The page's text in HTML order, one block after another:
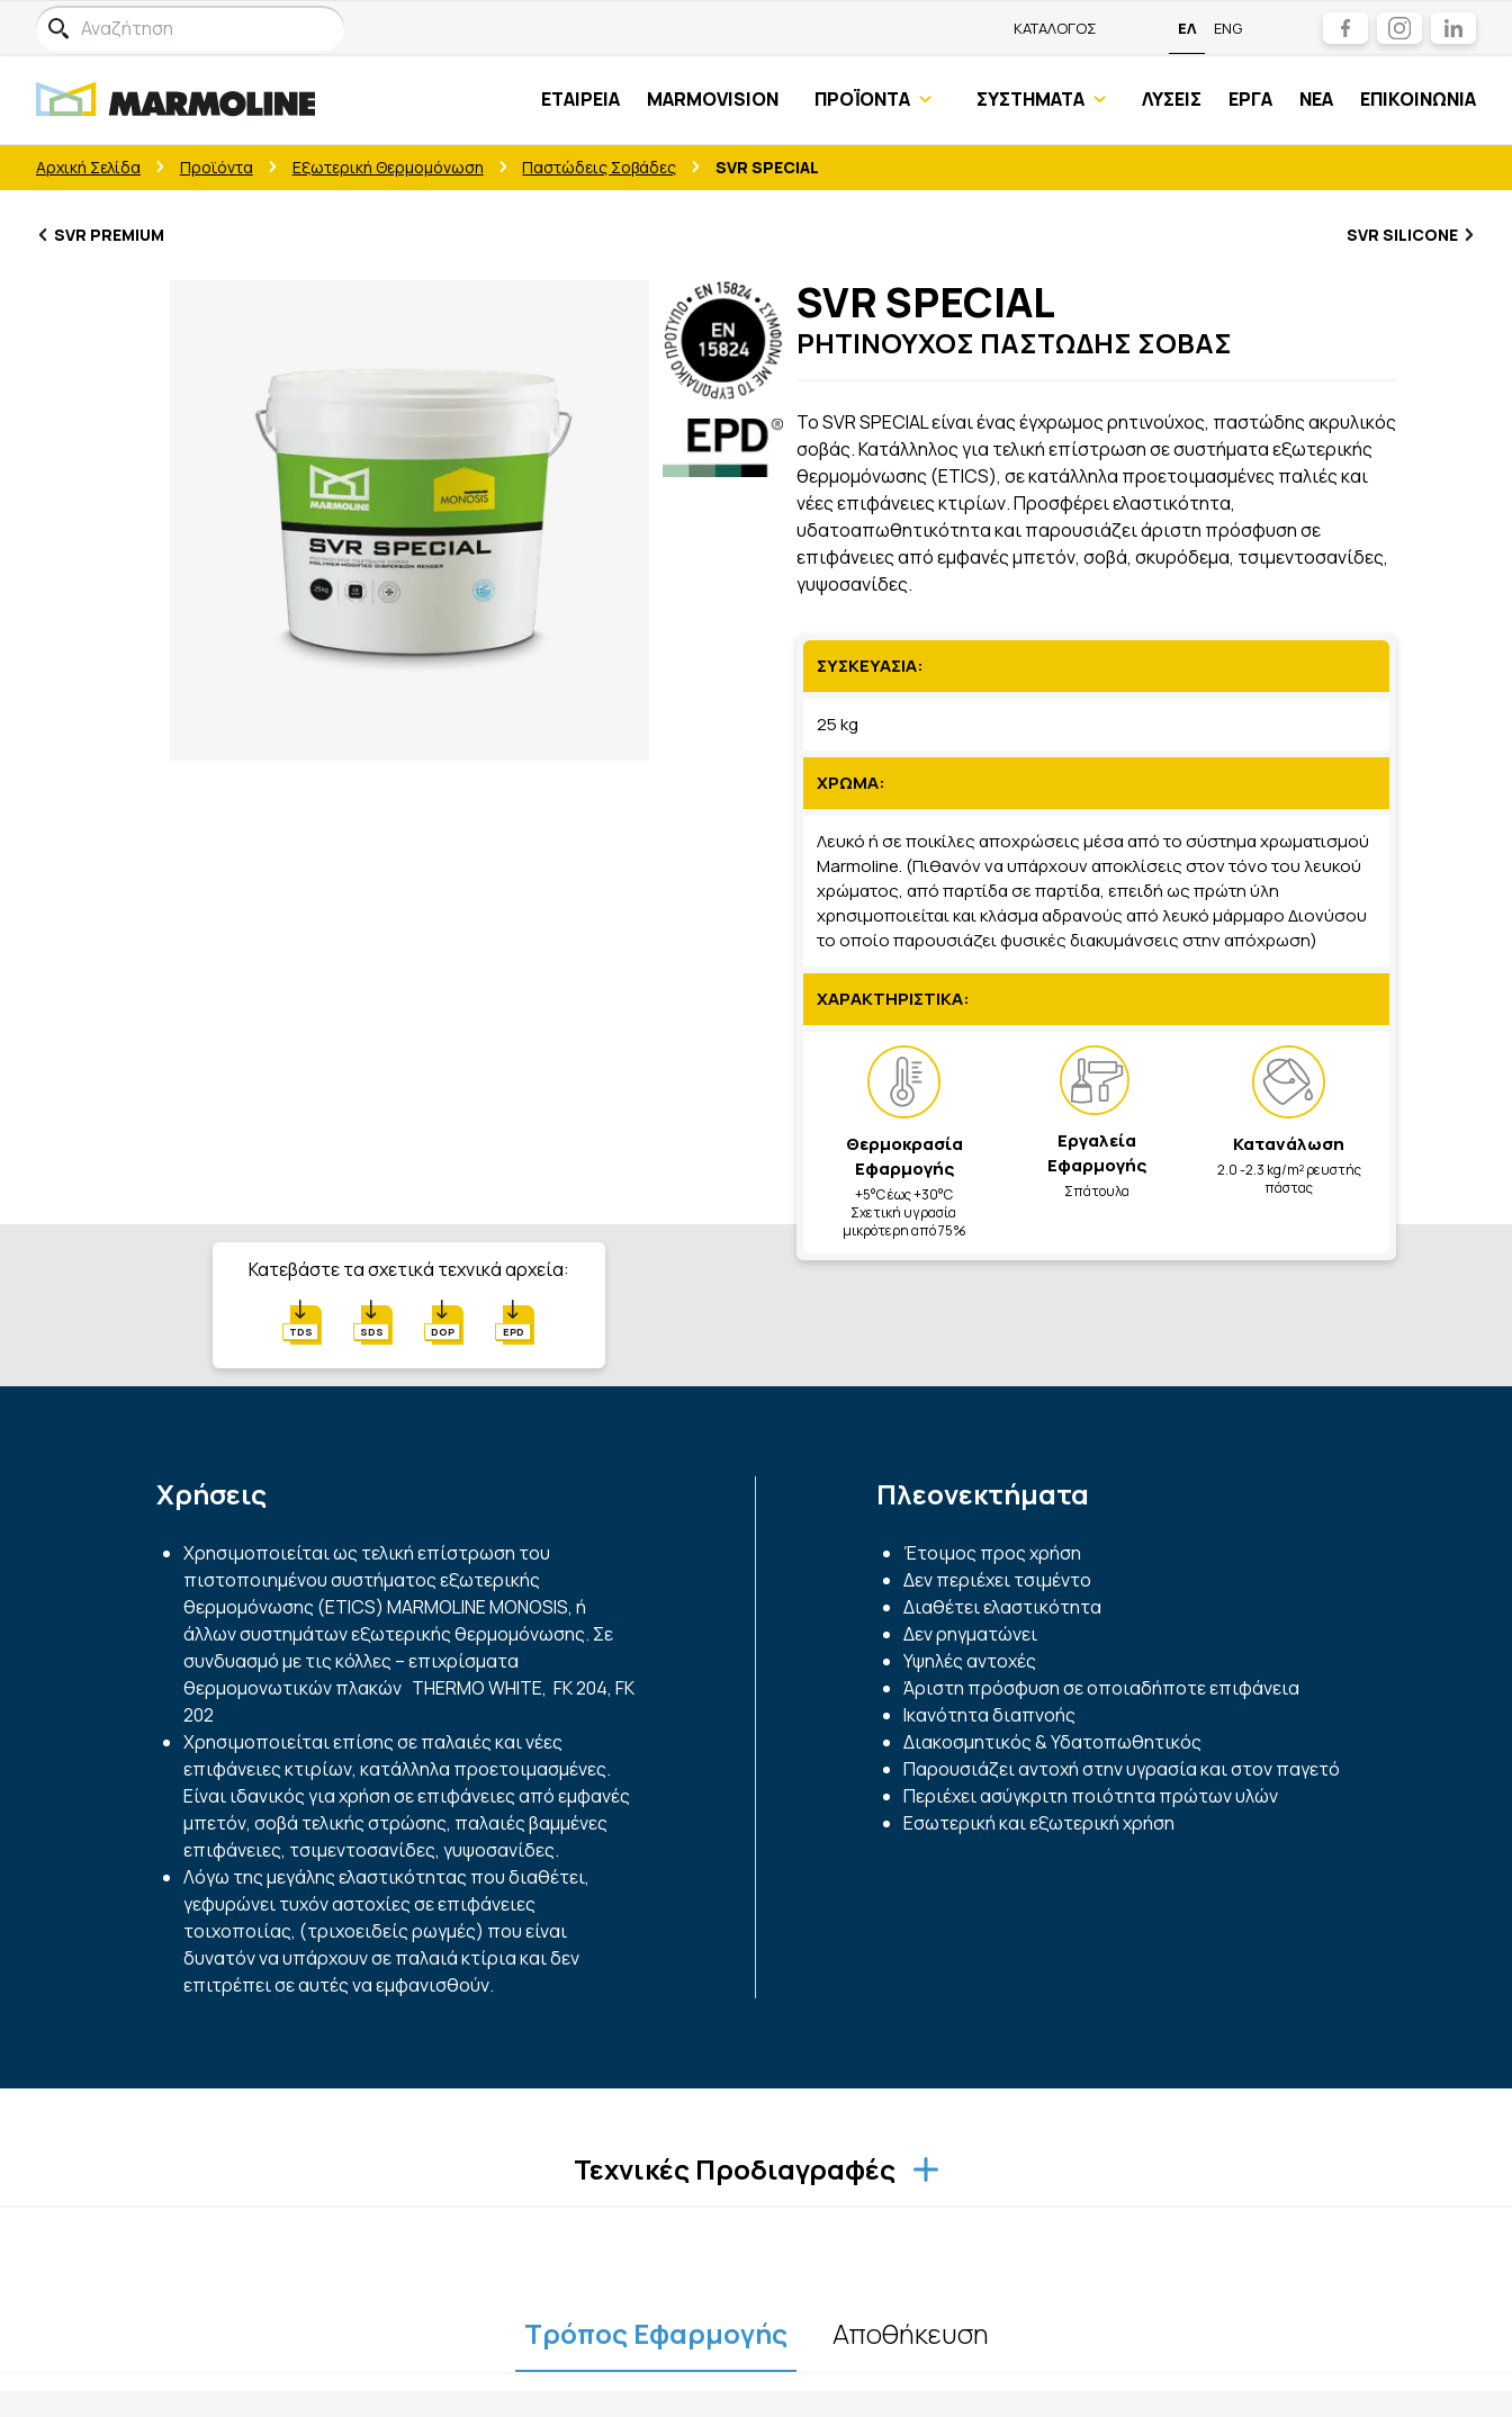
ΚΑΤΑΛΟΓΟΣ ΕΛ ENG FacebookInstagramLinkedIn
ΕΤΑΙΡΕΙΑ MARMOVISION ΠΡΟΪΟΝΤΑ ΣΥΣΤΗΜΑΤΑ ΛΥΣΕΙΣ ΕΡΓΑ ΝΕΑ ΕΠΙΚΟΙΝΩΝΙΑ
Αρχική Σελίδα Προϊόντα Εξωτερική Θερμομόνωση Παστώδεις Σοβάδες SVR SPECIAL
SVR PREMIUM SVR SILICONE
SVR SPECIAL
ΡΗΤΙΝΟΥΧΟΣ ΠΑΣΤΩΔΗΣ ΣΟΒΑΣ
Το SVR SPECIAL είναι ένας έγχρωμος ρητινούχος, παστώδης ακρυλικός
σοβάς. Κατάλληλος για τελική επίστρωση σε συστήματα εξωτερικής
θερμομόνωσης (ETICS), σε κατάλληλα προετοιμασμένες παλιές και
νέες επιφάνειες κτιρίων. Προσφέρει ελαστικότητα,
υδατοαπωθητικότητα και παρουσιάζει άριστη πρόσφυση σε
επιφάνειες από εμφανές μπετόν, σοβά, σκυρόδεμα, τσιμεντοσανίδες,
γυψοσανίδες.
ΣΥΣΚΕΥΑΣΙΑ:
25 kg
ΧΡΩΜΑ:
Λευκό ή σε ποικίλες αποχρώσεις μέσα από το σύστημα χρωματισμού
Marmoline. (Πιθανόν να υπάρχουν αποκλίσεις στον τόνο του λευκού
χρώματος, από παρτίδα σε παρτίδα, επειδή ως πρώτη ύλη
χρησιμοποιείται και κλάσμα αδρανούς από λευκό μάρμαρο Διονύσου
το οποίο παρουσιάζει φυσικές διακυμάνσεις στην απόχρωση)
ΧΑΡΑΚΤΗΡΙΣΤΙΚΑ:
Θερμοκρασία
Εφαρμογής
+5°C έως +30°C
Σχετική υγρασία
μικρότερη από 75%
Εργαλεία
Εφαρμογής
Σπάτουλα
Κατανάλωση
2.0 -2.3 kg/m² ρευστής
πάστας
Κατεβάστε τα σχετικά τεχνικά αρχεία:
TDS SDS DOP EPD
Χρήσεις
Χρησιμοποιείται ως τελική επίστρωση του
πιστοποιημένου συστήματος εξωτερικής
θερμομόνωσης (ETICS) MARMOLINE MONOSIS, ή
άλλων συστημάτων εξωτερικής θερμομόνωσης. Σε
συνδυασμό με τις κόλλες – επιχρίσματα
θερμομονωτικών πλακών THERMO WHITE, FK 204, FK
202
Χρησιμοποιείται επίσης σε παλαιές και νέες
επιφάνειες κτιρίων, κατάλληλα προετοιμασμένες.
Είναι ιδανικός για χρήση σε επιφάνειες από εμφανές
μπετόν, σοβά τελικής στρώσης, παλαιές βαμμένες
επιφάνειες, τσιμεντοσανίδες, γυψοσανίδες.
Λόγω της μεγάλης ελαστικότητας που διαθέτει,
γεφυρώνει τυχόν αστοχίες σε επιφάνειες
τοιχοποιίας, (τριχοειδείς ρωγμές) που είναι
δυνατόν να υπάρχουν σε παλαιά κτίρια και δεν
επιτρέπει σε αυτές να εμφανισθούν.
Πλεονεκτήματα
Έτοιμος προς χρήση
Δεν περιέχει τσιμέντο
Διαθέτει ελαστικότητα
Δεν ρηγματώνει
Υψηλές αντοχές
Άριστη πρόσφυση σε οποιαδήποτε επιφάνεια
Ικανότητα διαπνοής
Διακοσμητικός & Υδατοπωθητικός
Παρουσιάζει αντοχή στην υγρασία και στον παγετό
Περιέχει ασύγκριτη ποιότητα πρώτων υλών
Εσωτερική και εξωτερική χρήση
Τεχνικές Προδιαγραφές
Τρόπος Εφαρμογής Αποθήκευση